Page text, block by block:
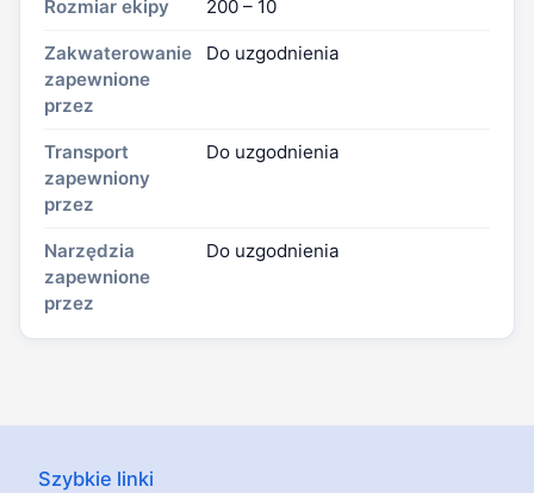
Rozmiar ekipy 200 – 10
Zakwaterowanie
zapewnione
przez
Do uzgodnienia
Transport
zapewniony
przez
Do uzgodnienia
Narzędzia
zapewnione
przez
Do uzgodnienia
Szybkie linki